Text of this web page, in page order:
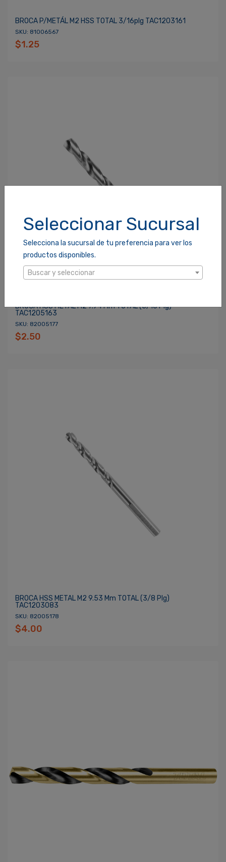
Seleccionar Sucursal
Selecciona la sucursal de tu preferencia para ver los
productos disponibles.
Buscar y seleccionar
BROCA P/METÁL M2 HSS TOTAL 3/16plg TAC1203161
SKU: 81006567
$1.25
BROCA HSS METAL M2 7.94 Mm TOTAL (5/16 Plg)
TAC1205163
SKU: 82005177
$2.50
BROCA HSS METAL M2 9.53 Mm TOTAL (3/8 Plg)
TAC1203083
SKU: 82005178
$4.00